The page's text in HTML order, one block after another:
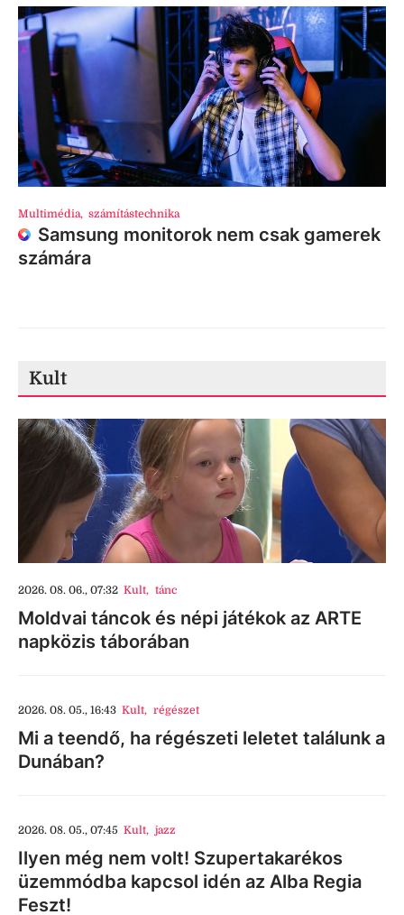
Multimédia, számítástechnika
Samsung monitorok nem csak gamerek
számára
Kult
2026. 08. 06., 07:32 Kult, tánc
Moldvai táncok és népi játékok az ARTE
napközis táborában
2026. 08. 05., 16:43 Kult, régészet
Mi a teendő, ha régészeti leletet találunk a
Dunában?
2026. 08. 05., 07:45 Kult, jazz
Ilyen még nem volt! Szupertakarékos
üzemmódba kapcsol idén az Alba Regia
Feszt!